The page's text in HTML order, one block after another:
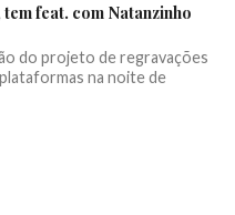
feat. com Natanzinho
do projeto de regravações
na noite de